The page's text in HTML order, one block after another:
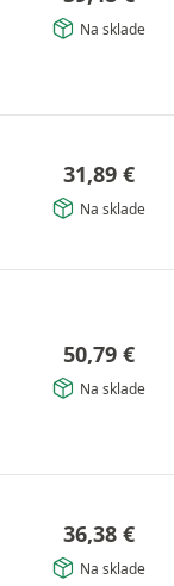
Na sklade
31,89 €
Na sklade
50,79 €
Na sklade
36,38 €
Na sklade